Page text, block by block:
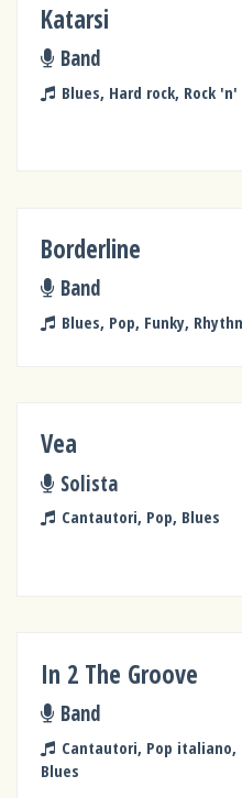
Katarsi
Band
Blues, Hard rock, Rock
Borderline
Band
Blues, Pop, Funky,
Vea
Solista
Cantautori, Pop, Blues
In 2 The Groove
Band
Cantautori, Pop italiano,
Blues